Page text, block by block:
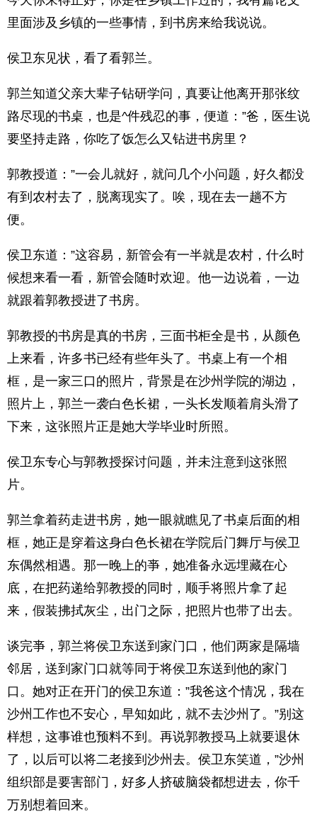
里面涉及乡镇的一些事情，到书房来给我说说。
侯卫东见状，看了看郭兰。
郭兰知道父亲大辈子钻研学问，真要让他离开那张纹
路尽现的书桌，也是^件残忍的事，便道：”爸，医生说
要坚持走路，你吃了饭怎么又钻进书房里？
郭教授道：”一会儿就好，就问几个小问题，好久都没
有到农村去了，脱离现实了。唉，现在去一趟不方
便。
侯卫东道：”这容易，新管会有一半就是农村，什么时
候想来看一看，新管会随时欢迎。他一边说着，一边
就跟着郭教授进了书房。
郭教授的书房是真的书房，三面书柜全是书，从颜色
上来看，许多书已经有些年头了。书桌上有一个相
框，是一家三口的照片，背景是在沙州学院的湖边，
照片上，郭兰一袭白色长裙，一头长发顺着肩头滑了
下来，这张照片正是她大学毕业时所照。
侯卫东专心与郭教授探讨问题，并未注意到这张照
片。
郭兰拿着药走进书房，她一眼就瞧见了书桌后面的相
框，她正是穿着这身白色长裙在学院后门舞厅与侯卫
东偶然相遇。那一晚上的亊，她准备永远埋藏在心
底，在把药递给郭教授的同时，顺手将照片拿了起
来，假装拂拭灰尘，出门之际，把照片也带了出去。
谈完亊，郭兰将侯卫东送到家门口，他们两家是隔墙
邻居，送到家门口就等同于将侯卫东送到他的家门
口。她对正在开门的侯卫东道：”我爸这个情况，我在
沙州工作也不安心，早知如此，就不去沙州了。”别这
样想，这事谁也预料不到。再说郭教授马上就要退休
了，以后可以将二老接到沙州去。侯卫东笑道，”沙州
组织部是要害部门，好多人挤破脑袋都想进去，你千
万别想着回来。